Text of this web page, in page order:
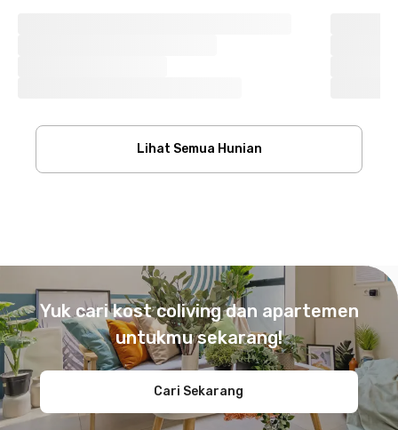
Lihat Semua Hunian
Yuk cari kost coliving dan apartemen
untukmu sekarang!
Cari Sekarang